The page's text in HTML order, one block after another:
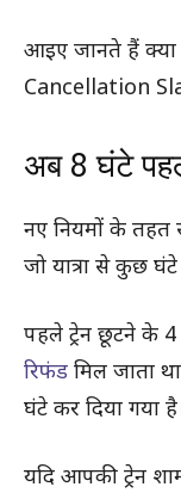
आइए जानते हैं
Cancellation
अब 8 घंटे
नए नियमों के तहत
जो यात्रा से कुछ
पहले ट्रेन छूटने के
रिफंड मिल जाता
घंटे कर दिया गया
यदि आपकी ट्रेन